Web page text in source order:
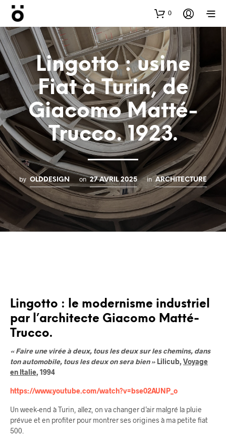
0
Lingotto : usine
Fiat à Turin, de
Giacomo Matté-
Trucco. 1923.
by OLDDESIGN on 27 AVRIL 2025 in ARCHITECTURE
Lingotto : le modernisme industriel
par l’architecte Giacomo Matté-
Trucco.
« Faire une virée à deux, tous les deux sur les chemins, dans
ton automobile, tous les deux on sera bien » Lilicub, Voyage
en Italie, 1994
https://www.youtube.com/watch?v=bse02AUNP_o
Un week-end à Turin, allez, on va changer d’air malgré la pluie
prévue et en profiter pour montrer ses origines à ma petite fiat
500.